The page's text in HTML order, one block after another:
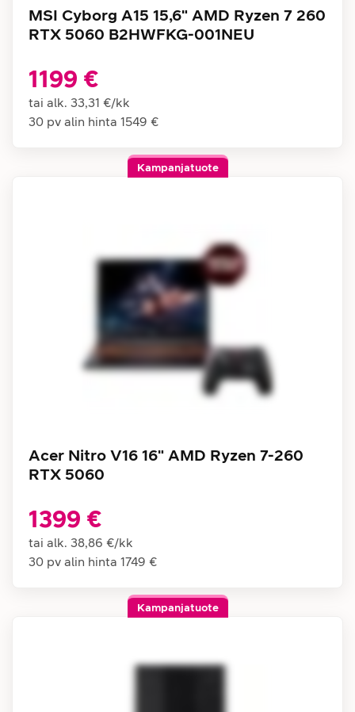
MSI Cyborg A15 15,6" AMD Ryzen 7 260
RTX 5060 B2HWFKG-001NEU
1199 €
tai alk. 33,31 €/kk
30 pv alin hinta 1549 €
Kampanjatuote
Acer Nitro V16 16" AMD Ryzen 7-260
RTX 5060
1399 €
tai alk. 38,86 €/kk
30 pv alin hinta 1749 €
Kampanjatuote